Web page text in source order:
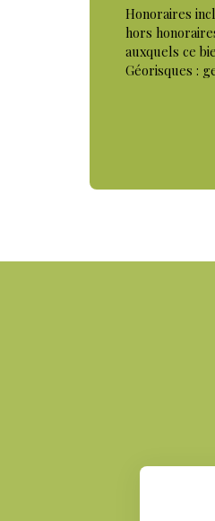
Honoraires
hors
auxquels ce
Géorisques :